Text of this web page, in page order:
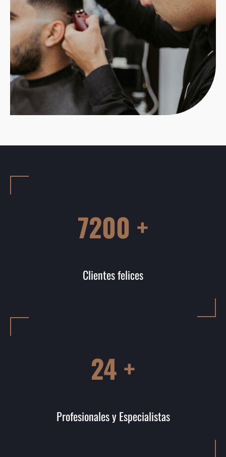
7200 +
Clientes felices
24 +
Profesionales y Especialistas